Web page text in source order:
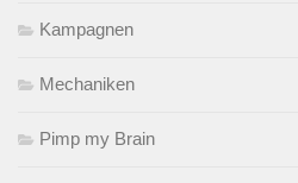
Kampagnen
Mechaniken
Pimp my Brain